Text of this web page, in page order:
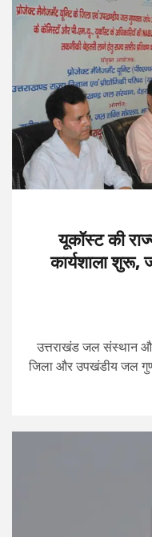
यूकॉस्ट की
कार्यशाला शुरू,
उत्तराखंड जल संस्थान
जिला और उपखंडीय जल